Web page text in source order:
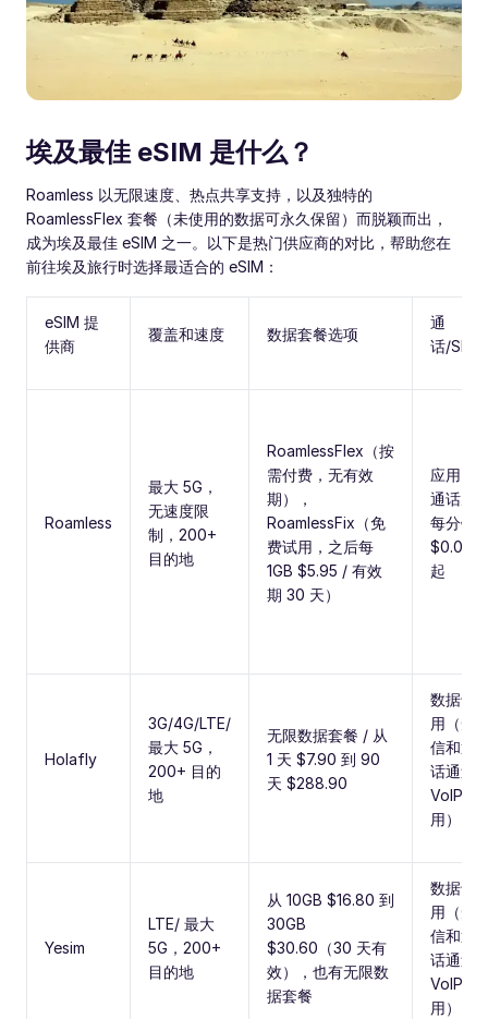
埃及最佳 eSIM 是什么？
Roamless 以无限速度、热点共享支持，以及独特的
RoamlessFlex 套餐（未使用的数据可永久保留）而脱颖而出，
成为埃及最佳 eSIM 之一。以下是热门供应商的对比，帮助您在
前往埃及旅行时选择最适合的 eSIM：
eSIM 提
供商
覆盖和速度 数据套餐选项
通
话/SMS
Roamless
最大 5G，
无速度限
制，200+
目的地
RoamlessFlex（按
需付费，无有效
期），
RoamlessFix（免
费试用，之后每
1GB $5.95 / 有效
期 30 天）
应用内
通话从
每分钟
$0.01
起
Holafly
3G/4G/LTE/
最大 5G，
200+ 目的
地
无限数据套餐 / 从
1 天 $7.90 到 90
天 $288.90
数据专
用（短
信和通
话通过
VoIP 应
用）
Yesim
LTE/ 最大
5G，200+
目的地
从 10GB $16.80 到
30GB
$30.60（30 天有
效），也有无限数
据套餐
数据专
用（短
信和通
话通过
VoIP 应
用）